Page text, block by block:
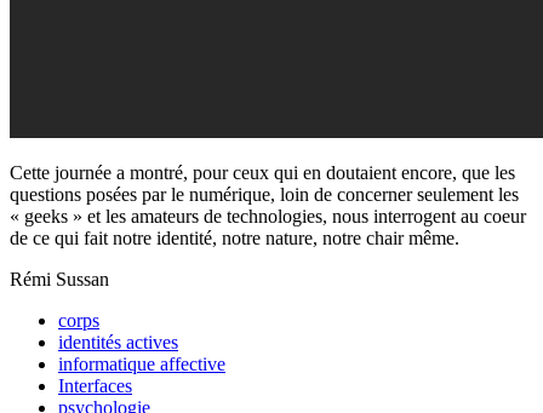
Cette journée a montré, pour ceux qui en doutaient encore, que les
questions posées par le numérique, loin de concerner seulement les
« geeks » et les amateurs de technologies, nous interrogent au coeur
de ce qui fait notre identité, notre nature, notre chair même.
Rémi Sussan
corps
identités actives
informatique affective
Interfaces
psychologie